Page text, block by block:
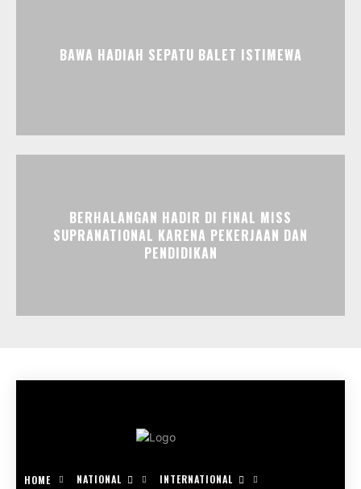
BAWA HADIAH SEPATU BALET ISTIMEWA
BERHALANGAN HADIR DI FINAL MISS
SUPRANATIONAL KARENA PEKERJAAN DAN
PENDIDIKAN
HOME NATIONAL INTERNATIONAL